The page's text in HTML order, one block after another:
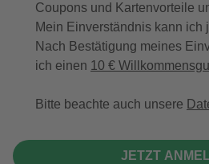
Coupons und Kartenvorteile
Mein Einverständnis kann ich
Nach Bestätigung meines
ich einen 10 €
Bitte beachte auch unsere
JETZT